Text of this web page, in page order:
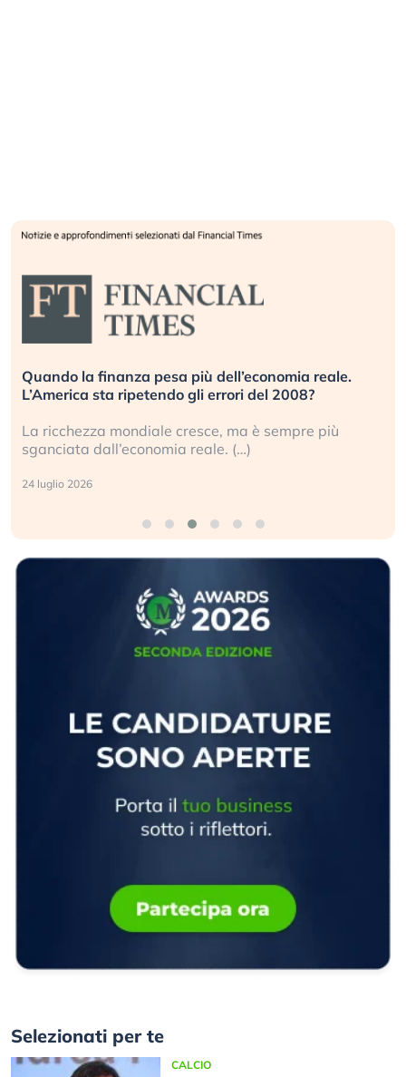
Quando la finanza pesa più dell’economia reale.
L’America sta ripetendo gli errori del 2008?
La ricchezza mondiale cresce, ma è sempre più
sganciata dall’economia reale. (…)
24 luglio 2026
Selezionati per te
CALCIO